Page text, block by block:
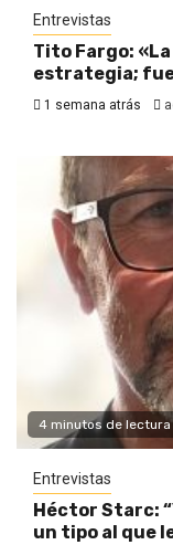
Entrevistas
Tito Fargo:
estrategia;
1 semana atrás
4 minutos de lectura
Entrevistas
Héctor Starc:
un tipo al que